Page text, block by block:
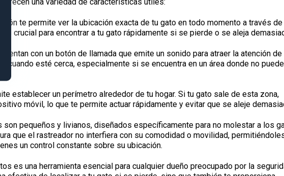
te permite ver la ubicación exacta de tu gato en todo momento a través de
es crucial para encontrar a tu gato rápidamente si se pierde o se aleja
con un botón de llamada que emite un sonido para atraer la atención de
cuando esté cerca, especialmente si se encuentra en un área donde no
establecer un perímetro alrededor de tu hogar. Si tu gato sale de esta zona,
móvil, lo que te permite actuar rápidamente y evitar que se aleje
pequeños y livianos, diseñados específicamente para no molestar a los
que el rastreador no interfiera con su comodidad o movilidad,
un control constante sobre su ubicación.
es una herramienta esencial para cualquier dueño preocupado por la